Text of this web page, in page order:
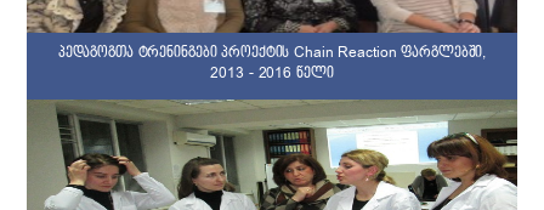
პედაგოგთა ტრენინგები პროექტის Chain Reaction ფარგლებში,
2013 - 2016 წელი